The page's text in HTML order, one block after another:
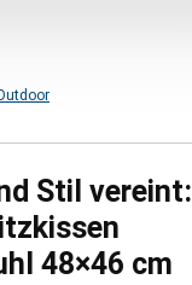
Stil vereint:
48×46 cm